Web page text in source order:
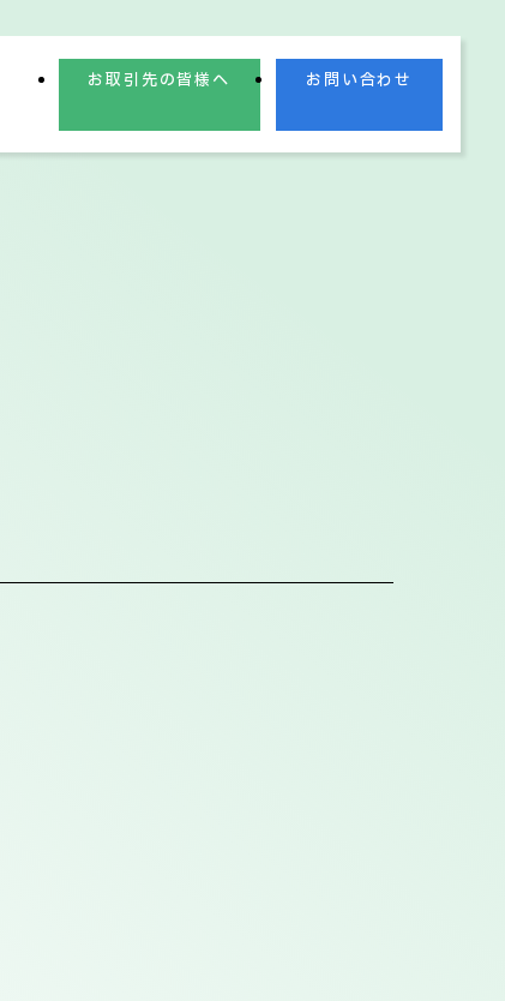
お取引先の皆様へ お問い合わせ